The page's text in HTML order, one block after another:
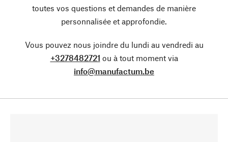
toutes vos questions et demandes de manière
personnalisée et approfondie.
Vous pouvez nous joindre du lundi au vendredi au
+3278482721 ou à tout moment via
info@manufactum.be